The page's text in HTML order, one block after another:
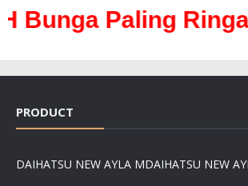
Paling Ringan
PRODUCT
DAIHATSU NEW AYLA MDAIHATSU NEW